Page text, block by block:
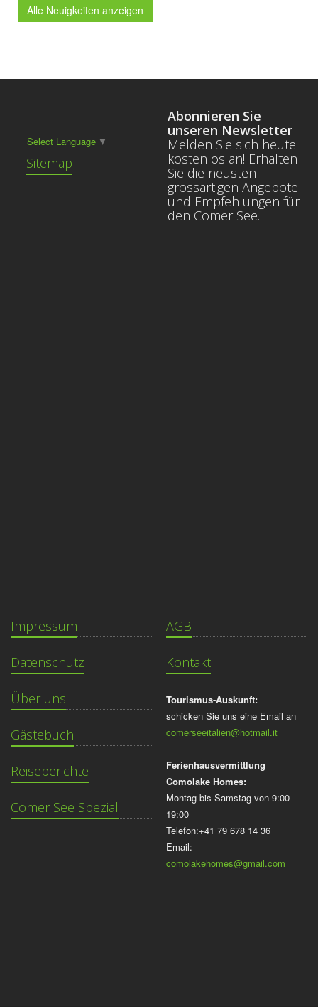
Alle Neuigkeiten anzeigen
Select Language ▼
Sitemap
Abonnieren Sie
unseren Newsletter
Melden Sie sich heute
kostenlos an! Erhalten
Sie die neusten
grossartigen Angebote
und Empfehlungen für
den Comer See.
Impressum
Datenschutz
Über uns
Gästebuch
Reiseberichte
Comer See Spezial
AGB
Kontakt
Tourismus-Auskunft:
schicken Sie uns eine Email an
comerseeitalien@hotmail.it
Ferienhausvermittlung
Comolake Homes:
Montag bis Samstag von 9:00 -
19:00
Telefon:+41 79 678 14 36
Email:
comolakehomes@gmail.com